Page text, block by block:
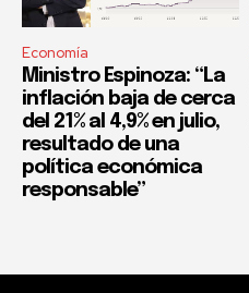
Economía
Ministro Espinoza: “La
inflación baja de cerca
del 21% al 4,9% en julio,
resultado de una
política económica
responsable”